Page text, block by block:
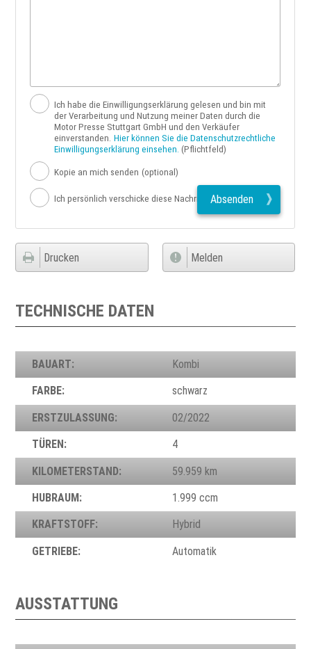
Ich habe die Einwilligungserklärung gelesen und bin mit
der Verarbeitung und Nutzung meiner Daten durch die
Motor Presse Stuttgart GmbH und den Verkäufer
einverstanden. Hier können Sie die Datenschutzrechtliche
Einwilligungserklärung einsehen. (Pflichtfeld)
Kopie an mich senden (optional)
Ich persönlich verschicke diese Nachricht Absenden
Drucken Melden
TECHNISCHE DATEN
BAUART: Kombi
FARBE: schwarz
ERSTZULASSUNG: 02/2022
TÜREN: 4
KILOMETERSTAND: 59.959 km
HUBRAUM: 1.999 ccm
KRAFTSTOFF: Hybrid
GETRIEBE: Automatik
AUSSTATTUNG